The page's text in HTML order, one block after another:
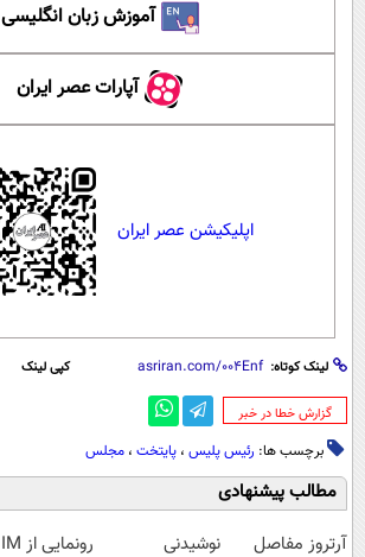
آموزش زبان انگلیسی
آپارات عصر ایران
اپلیکیشن عصر ایران
لینک کوتاه: کپی لینک
‌گزارش خطا در خبر
برچسب ها: رئیس پلیس ، پایتخت ، مجلس
مطالب پیشنهادی
آرتروز مفاصل
نوشیدنی
رونمایی از IM